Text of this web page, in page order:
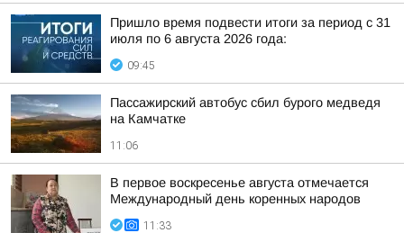
Пришло время подвести итоги за период с 31
июля по 6 августа 2026 года:
09:45
Пассажирский автобус сбил бурого медведя
на Камчатке
11:06
В первое воскресенье августа отмечается
Международный день коренных народов
11:33